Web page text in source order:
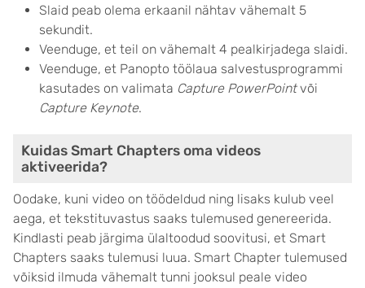
Slaid peab olema erkaanil nähtav vähemalt 5
sekundit.
Veenduge, et teil on vähemalt 4 pealkirjadega slaidi.
Veenduge, et Panopto töölaua salvestusprogrammi
kasutades on valimata Capture PowerPointvõi
Capture Keynote.
Kuidas Smart Chapters oma videos
aktiveerida?
Oodake, kuni video on töödeldud ning lisaks kulub veel
aega, et tekstituvastus saaks tulemused genereerida.
Kindlasti peab järgima ülaltoodud soovitusi, et Smart
Chapters saaks tulemusi luua. Smart Chapter tulemused
võiksid ilmuda vähemalt tunni jooksul peale video